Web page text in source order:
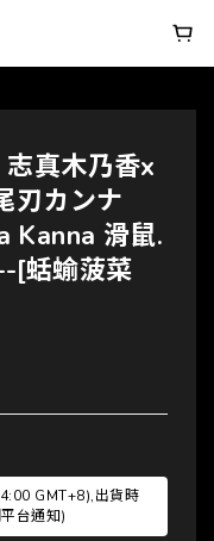
真木乃香x
刃カンナ
Kanna 滑鼠.
[蛞蝓菠菜
GMT+8),出貨時
台通知)